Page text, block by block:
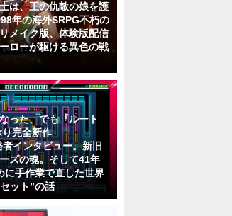
は、王の仇敵の娘を護
年の海外SRPG不朽の
メイク版、体験版配信
ローが駆ける異色の戦
った、でも『ルート
完全新作
者インタビュー。新旧
ズの魂。そして41年
に手作業で直した世界
ット”の話